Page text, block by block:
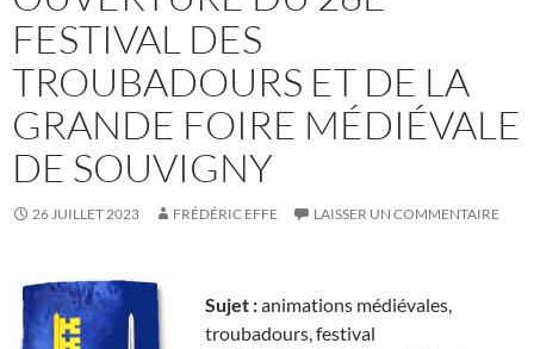
FESTIVAL DES
TROUBADOURS ET DE LA
GRANDE FOIRE MÉDIÉVALE
DE SOUVIGNY
26 JUILLET 2023 FRÉDÉRIC EFFE LAISSER UN COMMENTAIRE
Sujet :animations médiévales,
troubadours, festival